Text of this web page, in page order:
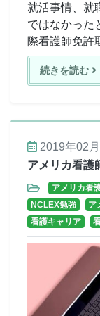
就活事情、就
ではなかった
際看護師免許
続きを読む
2019年02
アメリカ看護
アメリカ看
NCLEX勉強
ア
看護キャリア